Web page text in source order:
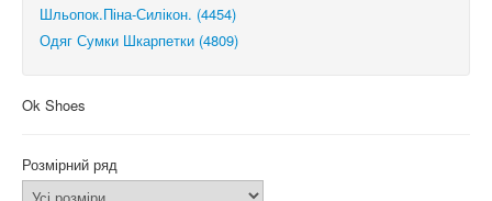
Шльопок.Піна-Силікон. (4454)
Одяг Сумки Шкарпетки (4809)
Ok Shoes
Розмірний ряд